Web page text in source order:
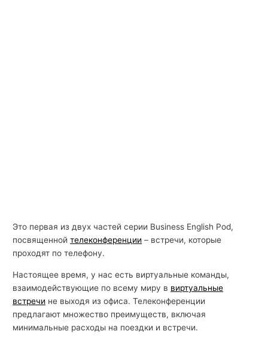
Это первая из двух частей серии Business English Pod,
посвященнойтелеконференции – встречи, которые
проходят по телефону.
Настоящее время, у нас есть виртуальные команды,
взаимодействующие по всему миру в виртуальные
встречи не выходя из офиса. Телеконференции
предлагают множество преимуществ, включая
минимальные расходы на поездки и встречи.